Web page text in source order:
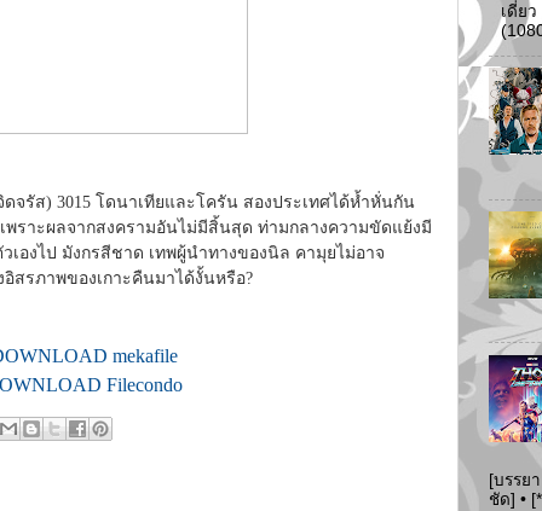
รัส) 3015 โดนาเทียและโครัน สองประเทศได้ห้ำหั่นกัน
พราะผลจากสงครามอันไม่มีสิ้นสุด ท่ามกลางความขัดแย้งมี
องไป มังกรสีชาด เทพผู้นำทางของนิล คามุยไม่อาจ
สรภาพของเกาะคืนมาได้งั้นหรือ?
mekafile
Filecondo
เดี่ย
[บรรย
ชัด] •